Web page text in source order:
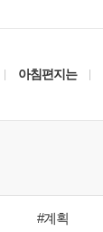
아침편지는
#계획